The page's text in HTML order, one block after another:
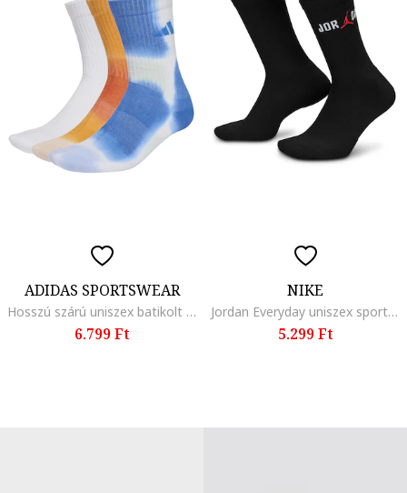
ADIDAS SPORTSWEAR
Hosszú szárú uniszex batikolt zokni szett - 3 pár, Fehér/Narancssárga/Kék
6.799 Ft
NIKE
Jordan Everyday uniszex sportzokni, Piros/Fehér/Fekete
5.299 Ft